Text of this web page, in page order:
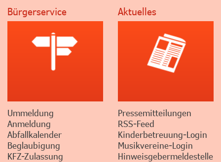
Bürgerservice
Ummeldung
Anmeldung
Abfallkalender
Beglaubigung
KFZ-Zulassung
Aktuelles
Pressemitteilungen
RSS-Feed
Kinderbetreuung-Login
Musikvereine-Login
Hinweisgebermeldestelle